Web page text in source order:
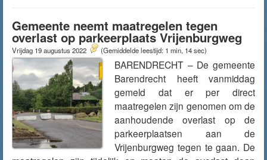
Gemeente neemt maatregelen tegen
overlast op parkeerplaats Vrijenburgweg
Vrijdag 19 augustus 2022 (Gemiddelde leestijd: 1 min, 14 sec)
BARENDRECHT – De gemeente
Barendrecht heeft vanmiddag
gemeld dat er per direct
maatregelen zijn genomen om de
aanhoudende overlast op de
parkeerplaatsen aan de
Vrijenburgweg tegen te gaan. De